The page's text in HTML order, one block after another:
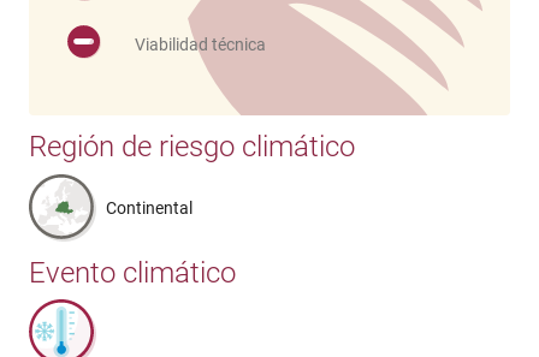
Viabilidad técnica
Región de riesgo climático
Continental
Evento climático